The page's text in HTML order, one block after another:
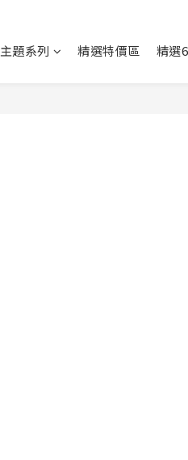
主題系列 精選特價區 精選